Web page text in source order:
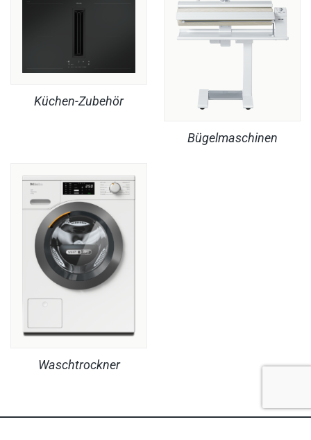
Küchen-Zubehör
Bügelmaschinen
Waschtrockner